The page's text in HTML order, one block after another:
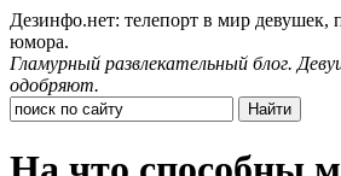
Дезинфо.нет: телепорт в мир девушек,
юмора.
Гламурный развлекательный блог.
одобряют.